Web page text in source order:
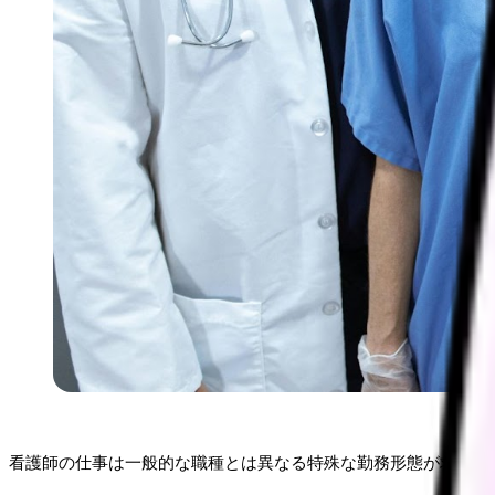
看護師の仕事は一般的な職種とは異なる特殊な勤務形態が求めら